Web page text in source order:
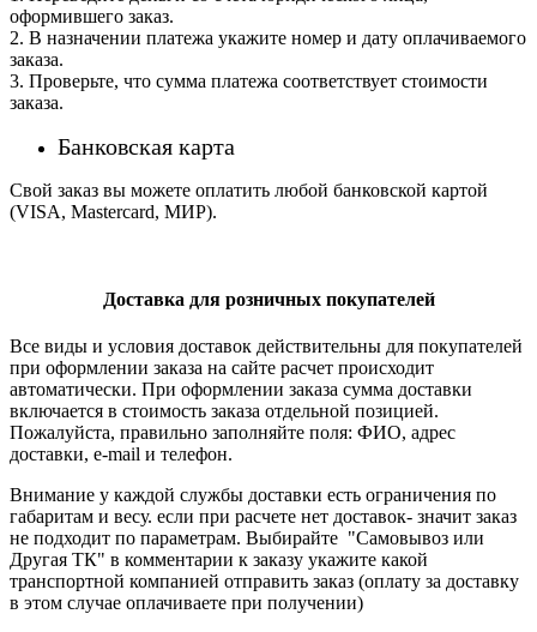
оформившего заказ.
2. В назначении платежа укажите номер и дату оплачиваемого
заказа.
3. Проверьте, что сумма платежа соответствует стоимости
заказа.
Банковская карта
Свой заказ вы можете оплатить любой банковской картой
(VISA, Mastercard, МИР).
Доставка для розничных покупателей
Все виды и условия доставок действительны для покупателей
при оформлении заказа на сайте расчет происходит
автоматически. При оформлении заказа сумма доставки
включается в стоимость заказа отдельной позицией.
Пожалуйста, правильно заполняйте поля: ФИО, адрес
доставки, e-mail и телефон.
Внимание у каждой службы доставки есть ограничения по
габаритам и весу. если при расчете нет доставок- значит заказ
не подходит по параметрам. Выбирайте "Самовывоз или
Другая ТК" в комментарии к заказу укажите какой
транспортной компанией отправить заказ (оплату за доставку
в этом случае оплачиваете при получении)